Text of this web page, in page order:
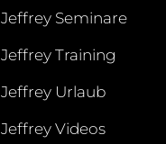
Jeffrey Seminare
Jeffrey Training
Jeffrey Urlaub
Jeffrey Videos